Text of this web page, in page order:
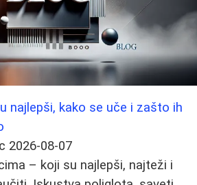
najlepši, kako se uče i zašto ih
2026-08-07
– koji su najlepši, najteži i